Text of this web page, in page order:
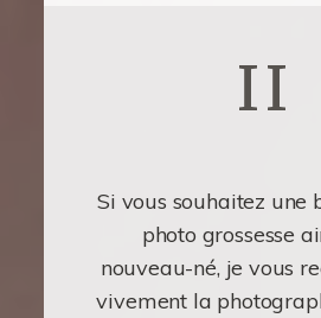
II
Si vous souhaitez une
photo grossesse
nouveau-né, je vous
vivement la